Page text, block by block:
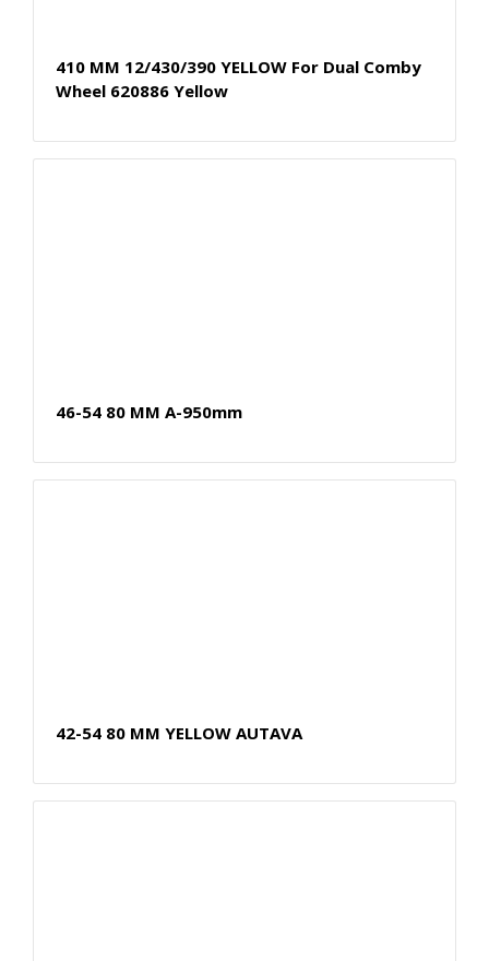
410 MM 12/430/390 YELLOW For Dual Comby
Wheel 620886 Yellow
46-54 80 MM A-950mm
42-54 80 MM YELLOW AUTAVA